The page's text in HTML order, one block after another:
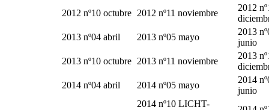
2012 nº10 octubre 2012 nº11 noviembre
2012
2013 nº04 abril
2013 nº05 mayo
2013
junio
2013 nº10 octubre 2013 nº11 noviembre
2013
2014 nº04 abril
2014 nº05 mayo
2014
junio
2014 nº10 LICHT-